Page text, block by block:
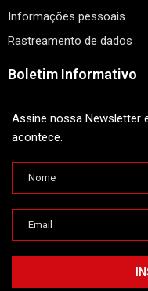
Informações pessoais
Rastreamento de dados
Boletim Informativo
Assine nossa Newsletter
acontece.